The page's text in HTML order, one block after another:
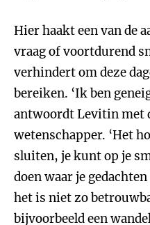
Hier haakt een van de
vraag of voortdurend
verhindert om deze
bereiken. ‘Ik ben
antwoordt Levitin met
wetenschapper. ‘Het
sluiten, je kunt op je
doen waar je
het is niet zo
bijvoorbeeld een